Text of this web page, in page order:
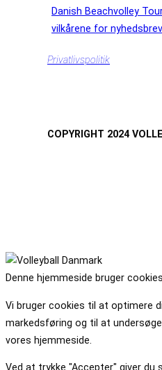
Danish Beachvolley
vilkårene for
Privatlivspolitik
COPYRIGHT 2024
Denne hjemmeside bruger cookies
Vi bruger cookies til at optimere
markedsføring og til at
vores hjemmeside.
Ved at trykke "Accepter" giver du